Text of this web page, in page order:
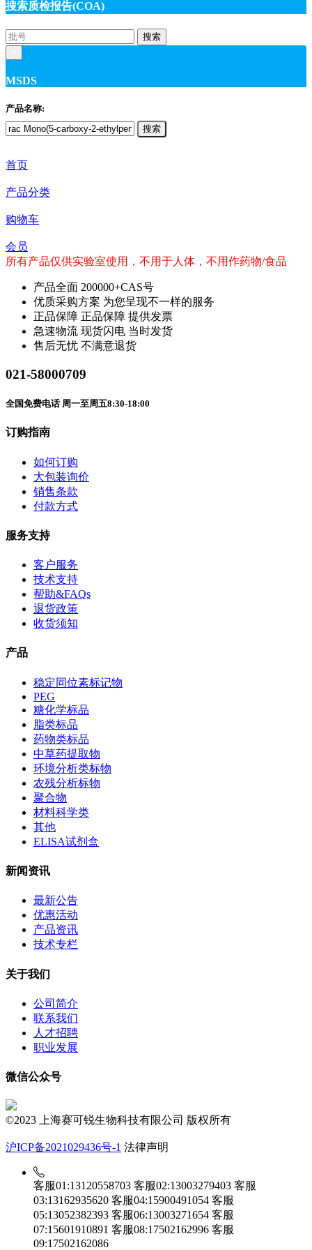
搜索质检报告(COA)
搜索
MSDS
产品名称:
搜索
首页
产品分类
购物车
会员
所有产品仅供实验室使用，不用于人体，不用作药物/食品
产品全面 200000+CAS号
优质采购方案 为您呈现不一样的服务
正品保障 正品保障 提供发票
急速物流 现货闪电 当时发货
售后无忧 不满意退货
021-58000709
全国免费电话 周一至周五8:30-18:00
订购指南
如何订购
大包装询价
销售条款
付款方式
服务支持
客户服务
技术支持
帮助&FAQs
退货政策
收货须知
产品
稳定同位素标记物
PEG
糖化学标品
脂类标品
药物类标品
中草药提取物
环境分析类标物
农残分析标物
聚合物
材料科学类
其他
ELISA试剂盒
新闻资讯
最新公告
优惠活动
产品资讯
技术专栏
关于我们
公司简介
联系我们
人才招聘
职业发展
微信公众号
©2023 上海赛可锐生物科技有限公司 版权所有
沪ICP备2021029436号-1 法律声明
客服01:13120558703 客服02:13003279403 客服
03:13162935620 客服04:15900491054 客服
05:13052382393 客服06:13003271654 客服
07:15601910891 客服08:17502162996 客服
09:17502162086